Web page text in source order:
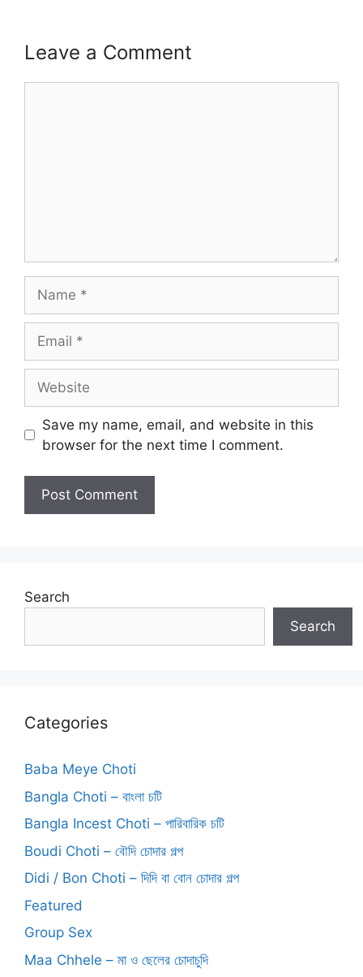
Leave a Comment
Save my name, email, and website in this
browser for the next time I comment.
Search
Search
Categories
Baba Meye Choti
Bangla Choti – বাংলা চটি
Bangla Incest Choti – পারিবারিক চটি
Boudi Choti – বৌদি চোদার গল্প
Didi / Bon Choti – দিদি বা বোন চোদার গল্প
Featured
Group Sex
Maa Chhele – মা ও ছেলের চোদাচুদি